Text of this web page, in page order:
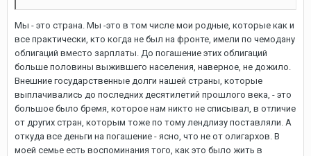
Мы - это страна. Мы -это в том числе мои родные, которые как и
все практически, кто когда не был на фронте, имели по чемодану
облигаций вместо зарплаты. До погашение этих облигаций
больше половины выжившего населения, наверное, не дожило.
Внешние государственные долги нашей страны, которые
выплачивались до последних десятилетий прошлого века, - это
большое было бремя, которое нам никто не списывал, в отличие
от других стран, которым тоже по тому лендлизу поставляли. А
откуда все деньги на погашение - ясно, что не от олигархов. В
моей семье есть воспоминания того, как это было жить в